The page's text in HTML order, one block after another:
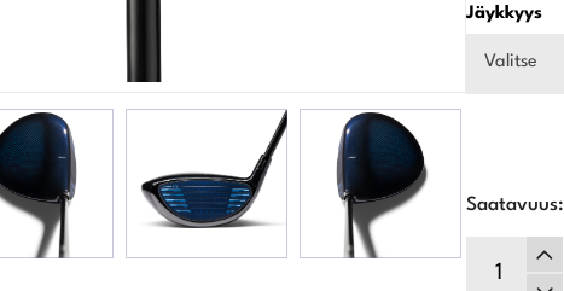
Jäykkyys
Valitse
Saatavuus: